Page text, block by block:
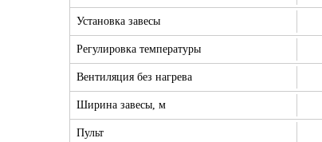
Установка завесы
Регулировка температуры
Вентиляция без нагрева
Ширина завесы, м
Пульт